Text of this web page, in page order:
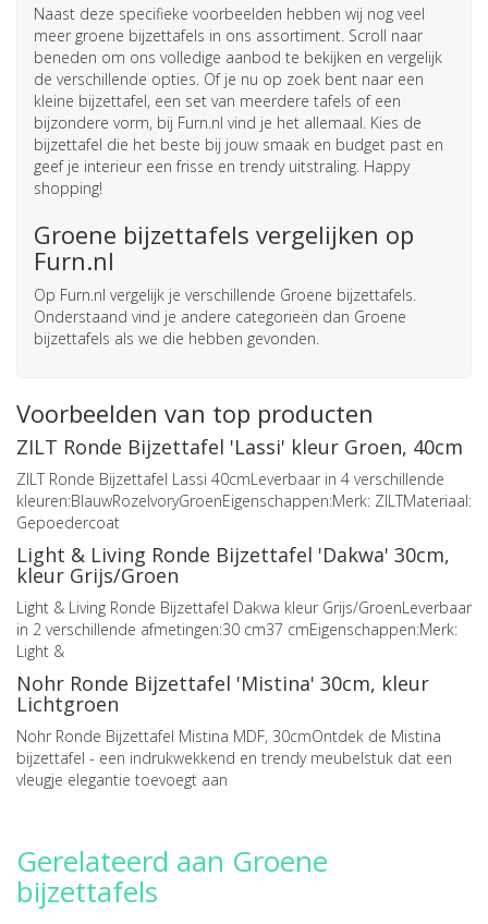
Naast deze specifieke voorbeelden hebben wij nog veel
meer groene bijzettafels in ons assortiment. Scroll naar
beneden om ons volledige aanbod te bekijken en vergelijk
de verschillende opties. Of je nu op zoek bent naar een
kleine bijzettafel, een set van meerdere tafels of een
bijzondere vorm, bij Furn.nl vind je het allemaal. Kies de
bijzettafel die het beste bij jouw smaak en budget past en
geef je interieur een frisse en trendy uitstraling. Happy
shopping!
Groene bijzettafels vergelijken op
Furn.nl
Op Furn.nl vergelijk je verschillende Groene bijzettafels.
Onderstaand vind je andere categorieën dan Groene
bijzettafels als we die hebben gevonden.
Voorbeelden van top producten
ZILT Ronde Bijzettafel 'Lassi' kleur Groen, 40cm
ZILT Ronde Bijzettafel Lassi 40cmLeverbaar in 4 verschillende
kleuren:BlauwRozeIvoryGroenEigenschappen:Merk: ZILTMateriaal:
Gepoedercoat
Light & Living Ronde Bijzettafel 'Dakwa' 30cm,
kleur Grijs/Groen
Light & Living Ronde Bijzettafel Dakwa kleur Grijs/GroenLeverbaar
in 2 verschillende afmetingen:30 cm37 cmEigenschappen:Merk:
Light &
Nohr Ronde Bijzettafel 'Mistina' 30cm, kleur
Lichtgroen
Nohr Ronde Bijzettafel Mistina MDF, 30cmOntdek de Mistina
bijzettafel - een indrukwekkend en trendy meubelstuk dat een
vleugje elegantie toevoegt aan
Gerelateerd aan Groene
bijzettafels